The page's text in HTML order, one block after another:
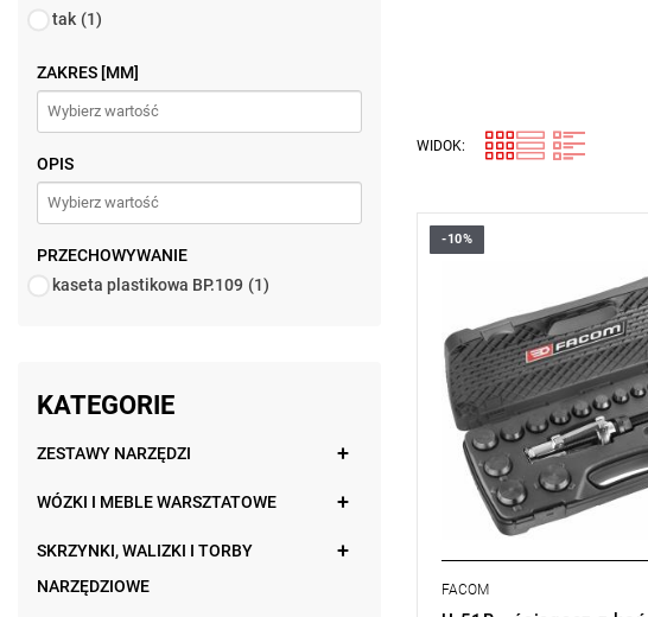
tak (1)
ZAKRES [MM]
OPIS
PRZECHOWYWANIE
kaseta plastikowa BP.109 (1)
KATEGORIE
ZESTAWY NARZĘDZI
WÓZKI I MEBLE WARSZTATOWE
SKRZYNKI, WALIZKI I TORBY
NARZĘDZIOWE
WIDOK:
Waga: 3,400 kg.
(Bezpłatna
produktu bez ograniczenia w
-10%
FACOM